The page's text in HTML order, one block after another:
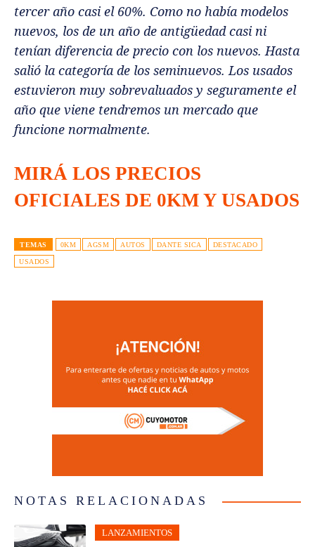
tercer año casi el 60%. Como no había modelos
nuevos, los de un año de antigüedad casi ni
tenían diferencia de precio con los nuevos. Hasta
salió la categoría de los seminuevos. Los usados
estuvieron muy sobrevaluados y seguramente el
año que viene tendremos un mercado que
funcione normalmente.
MIRÁ LOS PRECIOS
OFICIALES DE 0KM Y USADOS
TEMAS 0KM AGSM AUTOS DANTE SICA DESTACADO
USADOS
NOTAS RELACIONADAS
LANZAMIENTOS